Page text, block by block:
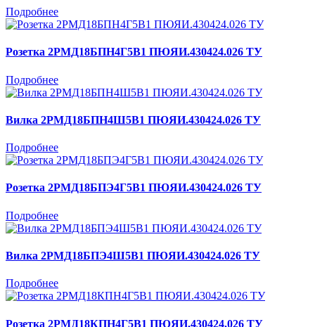
Подробнее
Розетка 2РМД18БПН4Г5В1 ПЮЯИ.430424.026 ТУ
Подробнее
Вилка 2РМД18БПН4Ш5В1 ПЮЯИ.430424.026 ТУ
Подробнее
Розетка 2РМД18БПЭ4Г5В1 ПЮЯИ.430424.026 ТУ
Подробнее
Вилка 2РМД18БПЭ4Ш5В1 ПЮЯИ.430424.026 ТУ
Подробнее
Розетка 2РМД18КПН4Г5В1 ПЮЯИ.430424.026 ТУ